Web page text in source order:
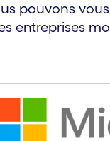
pouvons
entreprises